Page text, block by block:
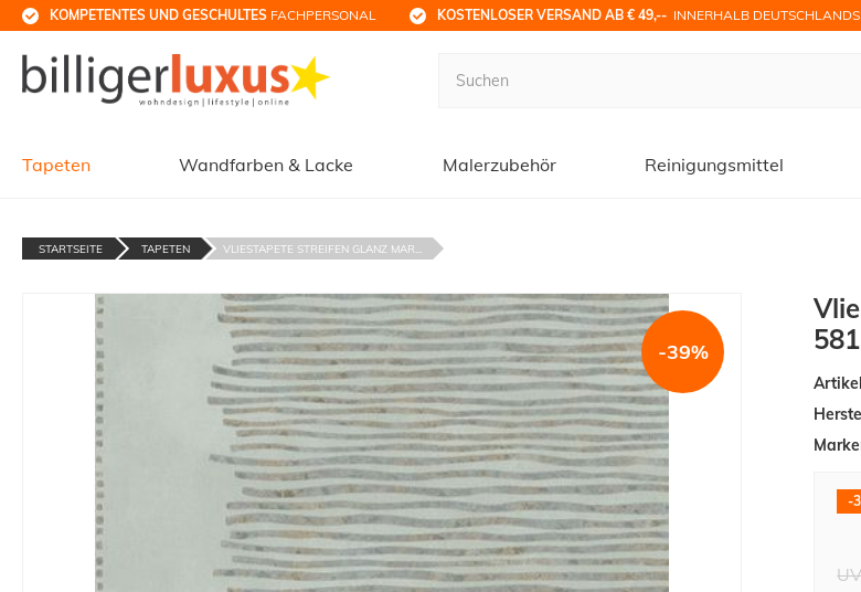
KOMPETENTES UND GESCHULTES FACHPERSONAL KOSTENLOSER VERSAND AB € 49,-- INNERHALB
Tapeten Wandfarben & Lacke Malerzubehör Reinigungsmittel
STARTSEITE TAPETEN VLIESTAPETE STREIFEN GLANZ MAR...
-39%
-